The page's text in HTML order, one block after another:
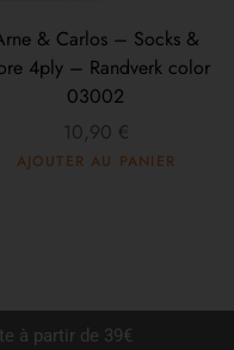
& Carlos – Socks &
4ply – Randverk color
03002
10,90 €
AJOUTER AU PANIER
à partir de 39€